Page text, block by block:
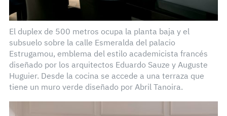
El duplex de 500 metros ocupa la planta baja y el
subsuelo sobre la calle Esmeralda del palacio
Estrugamou, emblema del estilo academicista francés
diseñado por los arquitectos Eduardo Sauze y Auguste
Huguier. Desde la cocina se accede a una terraza que
tiene un muro verde diseñado por Abril Tanoira.